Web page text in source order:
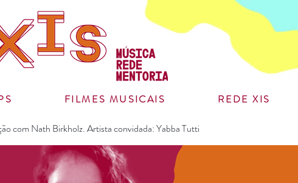
FILMES MUSICAIS REDE XIS
com Nath Birkholz. Artista convidada: Yabba Tutti